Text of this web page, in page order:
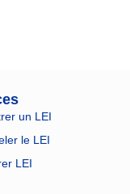
un LEI
le LEI
LEI